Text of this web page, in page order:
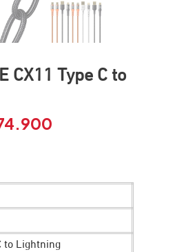
CX11 Type C to
adalah:
Rp 74.900.
to Lightning